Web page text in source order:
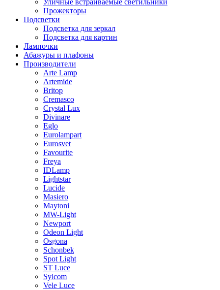
Уличные встраиваемые светильники
Прожекторы
Подсветки
Подсветка для зеркал
Подсветка для картин
Лампочки
Абажуры и плафоны
Производители
Arte Lamp
Artemide
Britop
Cremasco
Crystal Lux
Divinare
Eglo
Eurolampart
Eurosvet
Favourite
Freya
IDLamp
Lightstar
Lucide
Masiero
Maytoni
MW-Light
Newport
Odeon Light
Osgona
Schonbek
Spot Light
ST Luce
Sylcom
Vele Luce